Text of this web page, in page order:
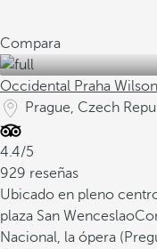
Compara
Occidental Praha Wilson
Prague, Czech
4.4/5
929 reseñas
Ubicado en pleno
plaza San Wenceslao
Nacional, la ópera